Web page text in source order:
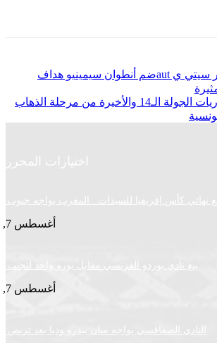
مانشستر سيتي ي autضم أنطوان سيمينيو هداف
جدول مباريات الجولة الـ14 والأخيرة من مرحلة الذهاب
اختيارات المحرر
كأس إفريقيا للسيدات.. المغرب يواجه جنوب إفريقيا
أغسطس 7, 2026
نادي بوردو الفرنسي مقابل يورو واحد لتجنب الإغلاق
أغسطس 7, 2026
الصفاقسي يواجه سان بيدرو وديا بعد تربص سوسة